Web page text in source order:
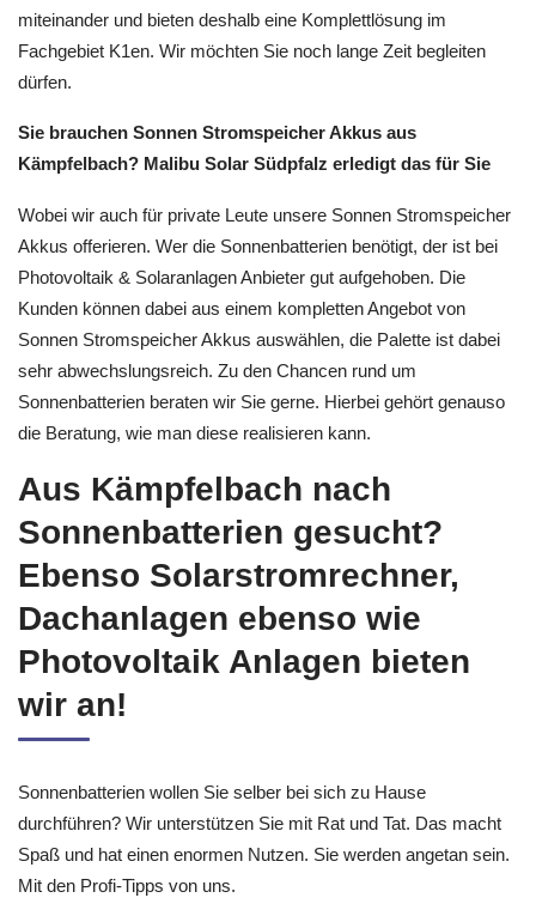
miteinander und bieten deshalb eine Komplettlösung im
Fachgebiet K1en. Wir möchten Sie noch lange Zeit begleiten
dürfen.
Sie brauchen Sonnen Stromspeicher Akkus aus
Kämpfelbach? Malibu Solar Südpfalz erledigt das für Sie
Wobei wir auch für private Leute unsere Sonnen Stromspeicher
Akkus offerieren. Wer die Sonnenbatterien benötigt, der ist bei
Photovoltaik & Solaranlagen Anbieter gut aufgehoben. Die
Kunden können dabei aus einem kompletten Angebot von
Sonnen Stromspeicher Akkus auswählen, die Palette ist dabei
sehr abwechslungsreich. Zu den Chancen rund um
Sonnenbatterien beraten wir Sie gerne. Hierbei gehört genauso
die Beratung, wie man diese realisieren kann.
Aus Kämpfelbach nach
Sonnenbatterien gesucht?
Ebenso Solarstromrechner,
Dachanlagen ebenso wie
Photovoltaik Anlagen bieten
wir an!
Sonnenbatterien wollen Sie selber bei sich zu Hause
durchführen? Wir unterstützen Sie mit Rat und Tat. Das macht
Spaß und hat einen enormen Nutzen. Sie werden angetan sein.
Mit den Profi-Tipps von uns.